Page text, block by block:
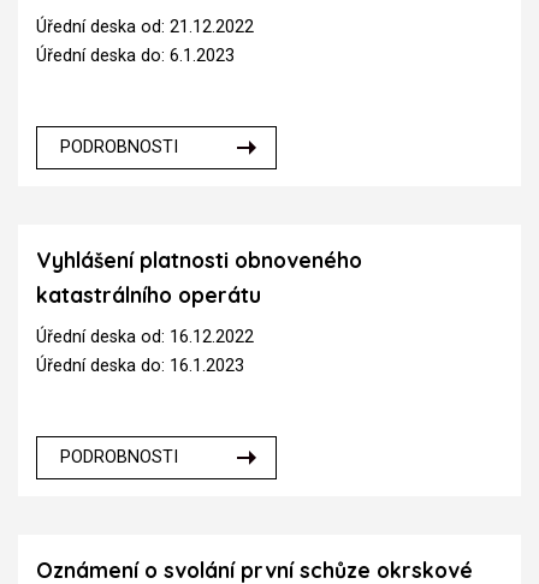
Úřední deska od: 21.12.2022
Úřední deska do: 6.1.2023
PODROBNOSTI
Vyhlášení platnosti obnoveného
katastrálního operátu
Úřední deska od: 16.12.2022
Úřední deska do: 16.1.2023
PODROBNOSTI
Oznámení o svolání první schůze okrskové